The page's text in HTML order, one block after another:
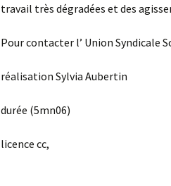
travail très dégradées et des
Pour contacter l’ Union Syndicale
réalisation Sylvia Aubertin
durée (5mn06)
licence cc,